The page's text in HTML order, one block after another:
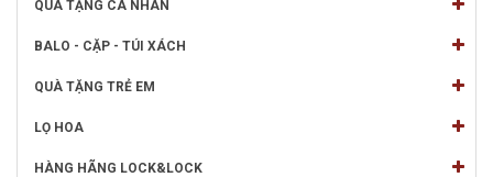
QUÀ TẶNG CÁ NHÂN
BALO - CẶP - TÚI XÁCH
QUÀ TẶNG TRẺ EM
LỌ HOA
HÀNG HÃNG LOCK&LOCK